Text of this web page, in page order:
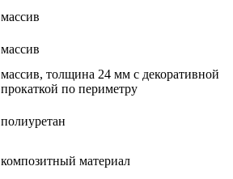
массив
массив
массив, толщина 24 мм с декоративной
прокаткой по периметру
полиуретан
композитный материал